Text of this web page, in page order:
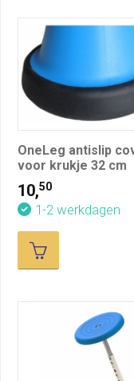
OneLeg antislip
voor krukje 32 cm
10,50
1-2 werkdagen